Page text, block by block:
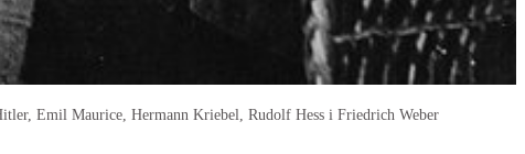
Emil Maurice, Hermann Kriebel, Rudolf Hess i Friedrich Weber